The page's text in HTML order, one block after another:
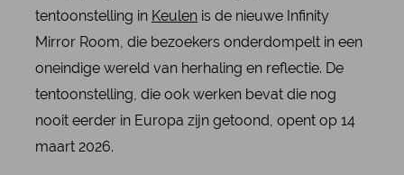
tentoonstelling in Keulenis de nieuwe Infinity
Mirror Room, die bezoekers onderdompelt in een
oneindige wereld van herhaling en reflectie. De
tentoonstelling, die ook werken bevat die nog
nooit eerder in Europa zijn getoond, opent op 14
maart 2026.